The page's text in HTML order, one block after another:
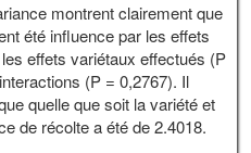
montrent clairement que
été influence par les effets
effets variétaux effectués (P
(P = 0,2767). Il
quelle que soit la variété et
de récolte a été de 2.4018.